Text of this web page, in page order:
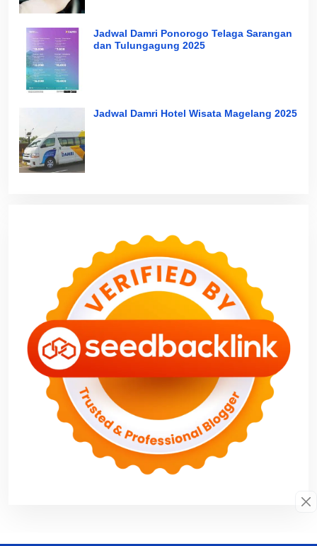
Jadwal Damri Ponorogo Telaga Sarangan
dan Tulungagung 2025
Jadwal Damri Hotel Wisata Magelang 2025